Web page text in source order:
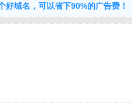
域名，可以省下90%的广告费！